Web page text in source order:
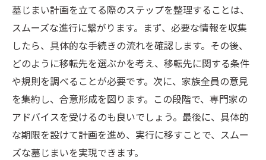
墓じまい計画を立てる際のステップを整理することは、
スムーズな進行に繋がります。まず、必要な情報を収集
したら、具体的な手続きの流れを確認します。その後、
どのように移転先を選ぶかを考え、移転先に関する条件
や規則を調べることが必要です。次に、家族全員の意見
を集約し、合意形成を図ります。この段階で、専門家の
アドバイスを受けるのも良いでしょう。最後に、具体的
な期限を設けて計画を進め、実行に移すことで、スムー
ズな墓じまいを実現できます。